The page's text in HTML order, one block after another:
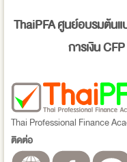
ThaiPFAศูนย์อบรมต้น
การเงินCFP
Thai Professional Finance
ติดต่อ